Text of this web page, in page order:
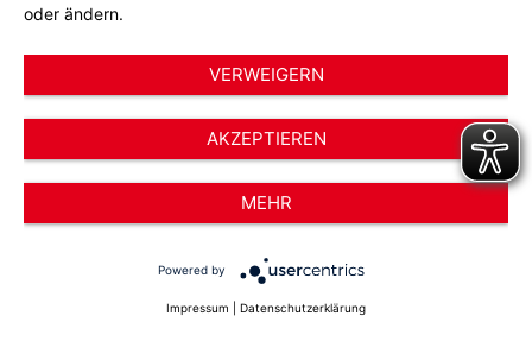
© 2026 AWO Düsseldorf – Arbeiterwohlfahrt e.V.
oder ändern.
VERWEIGERN
AKZEPTIEREN
MEHR
Powered by
Impressum Datenschutzerklärung